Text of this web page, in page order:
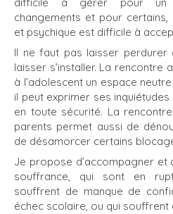
changements et pour certains,
et psychique est difficile à
Il ne faut pas laisser perdurer
laisser s’installer. La
à l’adolescent un espace
il peut exprimer ses
en toute sécurité. La
parents permet aussi de
de désamorcer certains
Je propose d’accompagner et
souffrance, qui sont en
souffrent de manque de
échec scolaire, ou qui souffrent